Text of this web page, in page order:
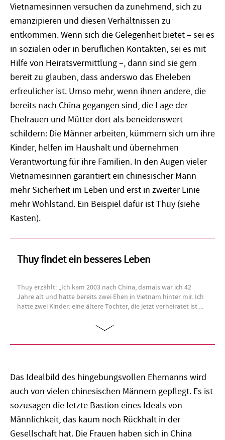
Vietnamesinnen versuchen da zunehmend, sich zu
emanzipieren und diesen Verhältnissen zu
entkommen. Wenn sich die Gelegenheit bietet – sei es
in sozialen oder in beruflichen Kontakten, sei es mit
Hilfe von Heiratsvermittlung –, dann sind sie gern
bereit zu glauben, dass anderswo das Eheleben
erfreulicher ist. Umso mehr, wenn ihnen andere, die
bereits nach China gegangen sind, die Lage der
Ehefrauen und Mütter dort als beneidenswert
schildern: Die Männer arbeiten, kümmern sich um ihre
Kinder, helfen im Haushalt und übernehmen
Verantwortung für ihre Familien. In den Augen vieler
Vietnamesinnen garantiert ein chinesischer Mann
mehr Sicherheit im Leben und erst in zweiter Linie
mehr Wohlstand. Ein Beispiel dafür ist Thuy (siehe
Kasten).
Thuy findet ein besseres Leben
Thuy erzählt: „Ich kam 2003 nach China, damals war ich 42
Jahre alt und hatte bereits zwei Ehen in Vietnam hinter mir. Ich
hatte zwei Kinder: eine ältere Tochter, die jetzt verheiratet ist ...
Das Idealbild des hingebungsvollen Ehemanns wird
auch von vielen chinesischen Männern gepflegt. Es ist
sozusagen die letzte Bastion eines Ideals von
Männlichkeit, das kaum noch Rückhalt in der
Gesellschaft hat. Die Frauen haben sich in China